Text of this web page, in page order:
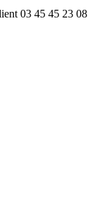
03 45 45 23 08